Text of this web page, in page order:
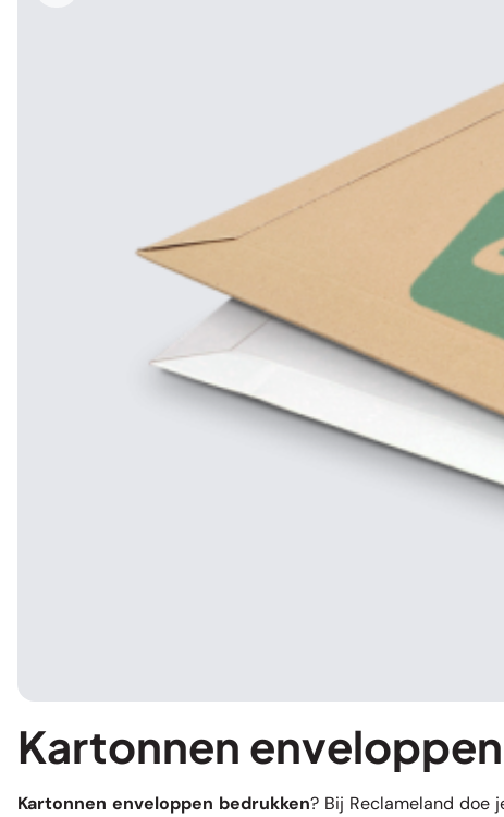
Kartonnen
Kartonnen enveloppen bedrukken? Bij Reclameland doe